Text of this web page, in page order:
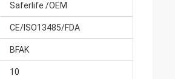
Saferlife /OEM
CE/ISO13485/FDA
BFAK
10